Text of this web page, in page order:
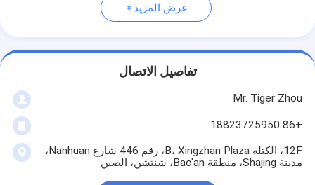
عرض المزيد
تفاصيل الاتصال
Mr. Tiger Zhou
+86 18823725950
12F، الكتلة B، Xingzhan Plaza، رقم 446 شارع Nanhuan،
مدينة Shajing، منطقة Bao'an، شنتشن، الصين